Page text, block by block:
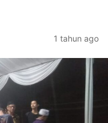
1 tahun ago